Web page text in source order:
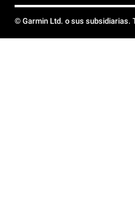
© Garmin Ltd. o sus subsidiarias.